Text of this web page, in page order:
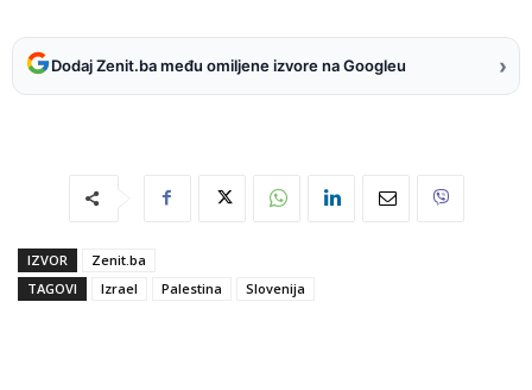
Dodaj Zenit.ba među omiljene izvore na Googleu ›
IZVOR
Zenit.ba
TAGOVI
Izrael Palestina Slovenija